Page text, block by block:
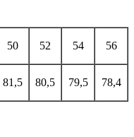
50 52 54 56
81,5 80,5 79,5 78,4